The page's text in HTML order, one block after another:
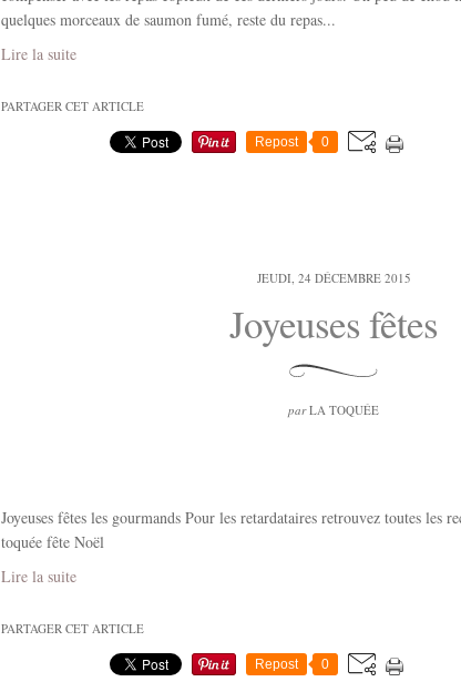
quelques morceaux de saumon fumé, reste du repas...
Lire la suite
PARTAGER CET ARTICLE
Repost 0
JEUDI, 24 DÉCEMBRE 2015
Joyeuses fêtes
parLA TOQUÉE
Joyeuses fêtes les gourmands Pour les retardataires retrouvez toutes les
toquée fête Noël
Lire la suite
PARTAGER CET ARTICLE
Repost 0